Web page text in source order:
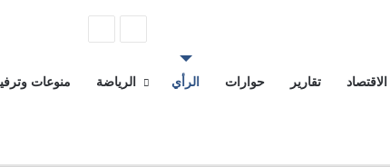
الاقتصاد تقارير حوارات الرأي الرياضة منوعات